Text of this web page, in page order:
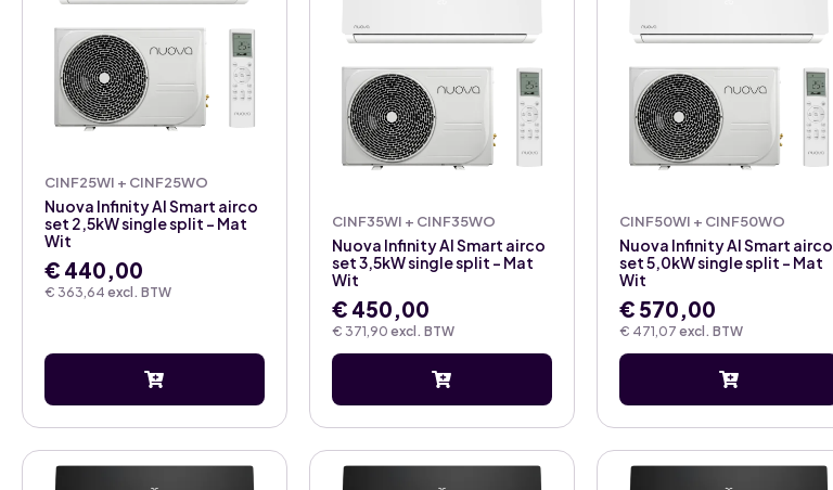
CINF25WI + CINF25WO
€ 363,64 excl. BTW
Nuova Infinity AI Smart airco
set 2,5kW single split – Mat
Wit
€ 440,00
CINF35WI + CINF35WO
€ 371,90 excl. BTW
Nuova Infinity AI Smart airco
set 3,5kW single split – Mat
Wit
€ 450,00
CINF50WI + CINF50WO
€ 471,07 excl. BTW
Nuova Infinity AI Smart airco
set 5,0kW single split – Mat
Wit
€ 570,00